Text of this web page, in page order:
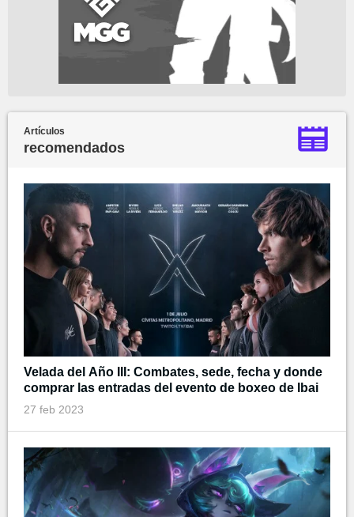
Artículos
recomendados
Velada del Año III: Combates, sede, fecha y donde
comprar las entradas del evento de boxeo de Ibai
27 feb 2023